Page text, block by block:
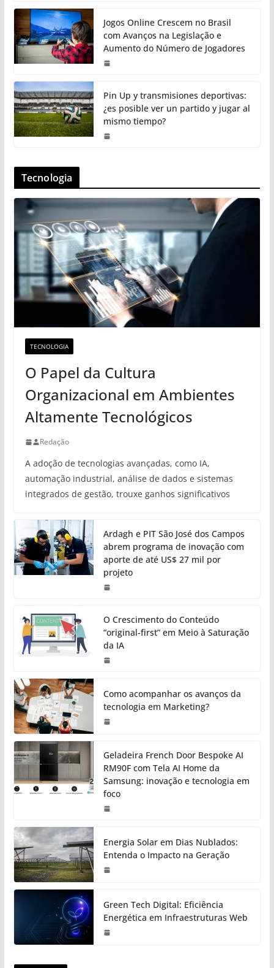
Jogos Online Crescem no Brasil
com Avanços na Legislação e
Aumento do Número de Jogadores
Pin Up y transmisiones deportivas:
¿es posible ver un partido y jugar al
mismo tiempo?
Tecnologia
TECNOLOGIA
O Papel da Cultura
Organizacional em Ambientes
Altamente Tecnológicos
Redação
A adoção de tecnologias avançadas, como IA,
automação industrial, análise de dados e sistemas
integrados de gestão, trouxe ganhos significativos
Ardagh e PIT São José dos Campos
abrem programa de inovação com
aporte de até US$ 27 mil por
projeto
O Crescimento do Conteúdo
“original-first” em Meio à Saturação
da IA
Como acompanhar os avanços da
tecnologia em Marketing?
Geladeira French Door Bespoke AI
RM90F com Tela AI Home da
Samsung: inovação e tecnologia em
foco
Energia Solar em Dias Nublados:
Entenda o Impacto na Geração
Green Tech Digital: Eficiência
Energética em Infraestruturas Web